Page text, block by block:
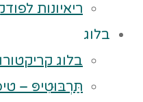
ריאיונות
בלוג
בלוג
תַּרְבּוּטִיפּ –